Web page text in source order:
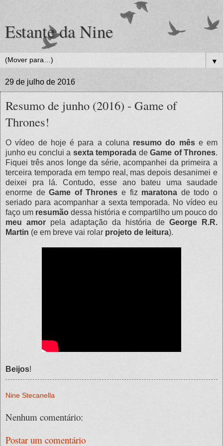
Estante da Nine
▼
29 de julho de 2016
Resumo de junho (2016) - Game of
Thrones!
O vídeo de hoje é para a coluna resumo do mêse em
junho eu conclui a sexta temporada deGame of Thrones.
Fiquei três anos longe da série, acompanhei da primeira a
terceira temporada em tempo real, mas depois desanimei e
deixei pra lá. Contudo, esse ano bateu uma saudade
enorme deGame of Thrones e fiz maratona de todo o
seriado para acompanhar a sexta temporada. No vídeo eu
faço um resumão dessa história e compartilho um pouco do
meu amor pela adaptação da história de George R.R.
Martin (e em breve vai rolar projeto de leitura).
Beijos!
Nine Stecanella
Nenhum comentário:
Postar um comentário